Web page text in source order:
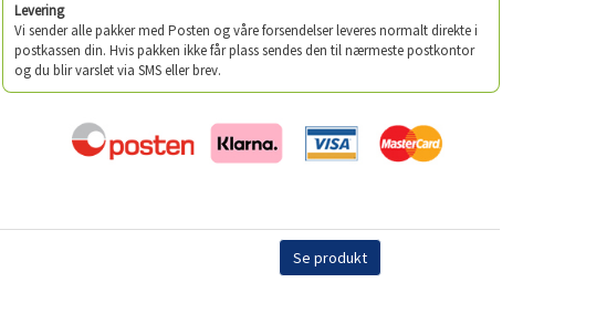
Levering
Vi sender alle pakker med Posten og våre forsendelser leveres normalt direkte i
postkassen din. Hvis pakken ikke får plass sendes den til nærmeste postkontor
og du blir varslet via SMS eller brev.
Se produkt